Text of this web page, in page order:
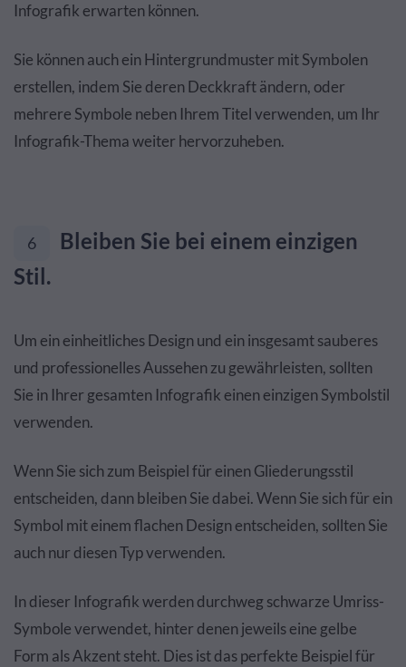
Infografik erwarten können.
Sie können auch ein Hintergrundmuster mit Symbolen
erstellen, indem Sie deren Deckkraft ändern, oder
mehrere Symbole neben Ihrem Titel verwenden, um Ihr
Infografik-Thema weiter hervorzuheben.
6
Bleiben Sie bei einem einzigen
Stil.
Um ein einheitliches Design und ein insgesamt sauberes
und professionelles Aussehen zu gewährleisten, sollten
Sie in Ihrer gesamten Infografik einen einzigen Symbolstil
verwenden.
Wenn Sie sich zum Beispiel für einen Gliederungsstil
entscheiden, dann bleiben Sie dabei. Wenn Sie sich für ein
Symbol mit einem flachen Design entscheiden, sollten Sie
auch nur diesen Typ verwenden.
In dieser Infografik werden durchweg schwarze Umriss-
Symbole verwendet, hinter denen jeweils eine gelbe
Form als Akzent steht. Dies ist das perfekte Beispiel für